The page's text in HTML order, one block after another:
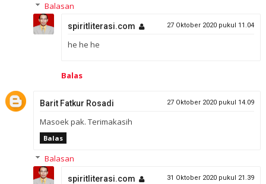
Balasan
spiritliterasi.com 27 Oktober 2020 pukul 11.04
he he he
Balas
Barit Fatkur Rosadi 27 Oktober 2020 pukul 14.09
Masoek pak. Terimakasih
Balas
Balasan
spiritliterasi.com 31 Oktober 2020 pukul 21.39